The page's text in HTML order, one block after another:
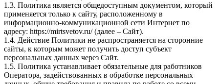
1.3. Политика является общедоступным документом, который
применяется только к сайту, расположенному в
информационно-коммуникационной сети Интернет по
адресу: https://mirtsvetov.ru/ (далее – Сайт).
1.4. Действие Политики не распространяется на сторонние
сайты, к которым может получить доступ субъект
персональных данных через Сайт.
1.5. Политика устанавливает обязательные для работников
Оператора, задействованных в обработке персональных